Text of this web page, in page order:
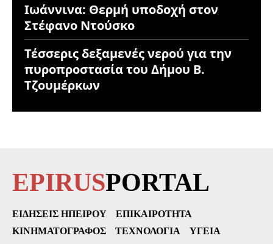
Ιωάννινα: Θερμή υποδοχή στον
Στέφανο Ντούσκο
Τέσσερις δεξαμενές νερού για την
πυροπροστασία του Δήμου Β.
Τζουμέρκων
EPIRUSPORTAL
ΕΙΔΉΣΕΙΣ ΗΠΕΊΡΟΥ
ΕΠΙΚΑΙΡΌΤΗΤΑ
ΚΙΝΗΜΑΤΟΓΡΆΦΟΣ
ΤΕΧΝΟΛΟΓΊΑ
ΥΓΕΊΑ